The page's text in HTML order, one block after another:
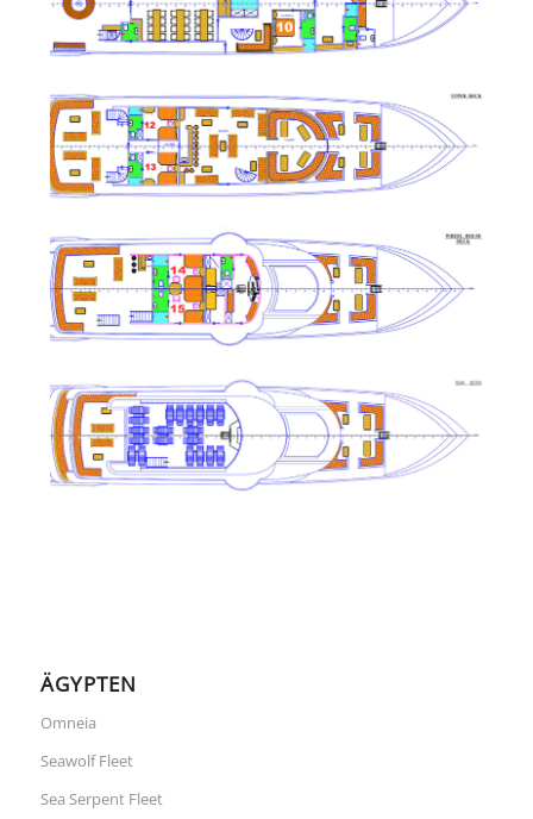
ÄGYPTEN
Omneia
Seawolf Fleet
Sea Serpent Fleet